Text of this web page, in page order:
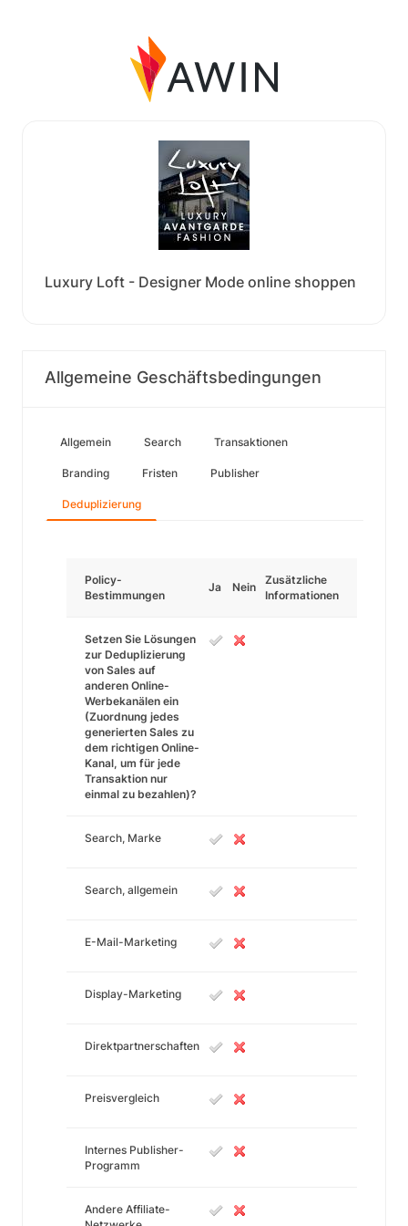
Luxury Loft - Designer Mode online shoppen
Allgemeine Geschäftsbedingungen
Allgemein Search Transaktionen
Branding Fristen Publisher
Deduplizierung
Policy-
Bestimmungen
Ja Nein
Zusätzliche
Informationen
Setzen Sie Lösungen
zur Deduplizierung
von Sales auf
anderen Online-
Werbekanälen ein
(Zuordnung jedes
generierten Sales zu
dem richtigen Online-
Kanal, um für jede
Transaktion nur
einmal zu bezahlen)?
Search, Marke
Search, allgemein
E-Mail-Marketing
Display-Marketing
Direktpartnerschaften
Preisvergleich
Internes Publisher-
Programm
Andere Affiliate-